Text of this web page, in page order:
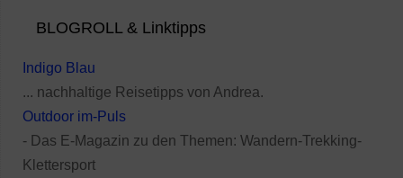
BLOGROLL & Linktipps
Indigo Blau
... nachhaltige Reisetipps von Andrea.
Outdoor im-Puls
- Das E-Magazin zu den Themen: Wandern-Trekking-
Klettersport